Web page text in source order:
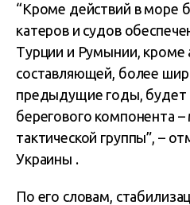
“Кроме действий в море
катеров и судов
Турции и Румынии, кроме
составляющей, более
предыдущие годы, будет
берегового компонента
тактической группы”, –
Украины .
По его словам,